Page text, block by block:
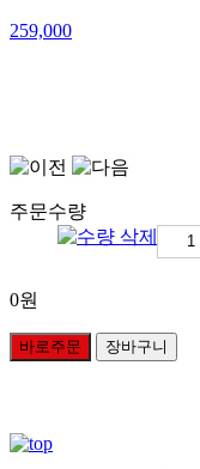
259,000
주문수량
0원
바로주문 장바구니